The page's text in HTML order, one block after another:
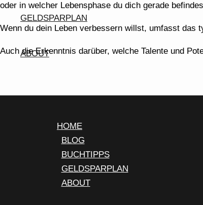
GELDSPARPLAN
ABOUT
oder in welcher Lebensphase du dich gerade
Wenn du dein Leben verbessern willst, umfasst das
Auch die Erkenntnis darüber, welche Talente und
HOME
BLOG
BUCHTIPPS
GELDSPARPLAN
ABOUT